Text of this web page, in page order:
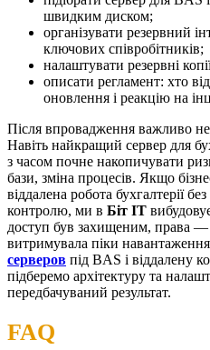
швидким диском;
організувати резервний
ключових співробітників;
налаштувати резервні
описати регламент: хто
оновлення і реакцію на
Після впровадження важливо
Навіть найкращий сервер для
з часом почне накопичувати
бази, зміна процесів. Якщо
віддалена робота бухгалтерії
контролю, ми в Біт ІТ
доступ був захищеним, права
витримувала піки
серверов під BAS і віддалену
підберемо архітектуру та
передбачуваний результат.
FAQ